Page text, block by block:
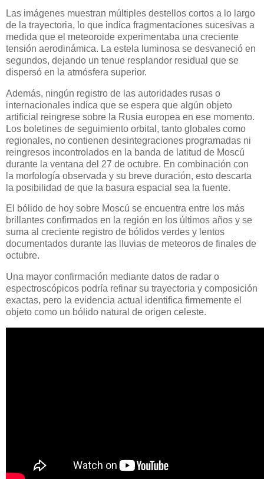
Las imágenes muestran múltiples destellos cortos a lo largo
de la trayectoria, lo que indica fragmentaciones sucesivas a
medida que el meteoroide experimentaba una creciente
tensión aerodinámica. La estela luminosa se desvaneció en
segundos, dejando un tenue resplandor residual que se
dispersó en la atmósfera superior.
Además, ningún registro de las autoridades rusas o
internacionales indica que se espera que algún objeto
artificial reingrese sobre la Rusia europea en ese momento.
Los boletines de seguimiento orbital, tanto globales como
regionales, no contienen desintegraciones programadas ni
reingresos incontrolados en la banda de latitud de Moscú
durante la ventana del 27 de octubre. En combinación con
la morfología observada y su breve duración, esto descarta
la posibilidad de que la basura espacial sea la fuente.
El bólido de hoy sobre Moscú se encuentra entre los más
brillantes confirmados en la región en los últimos años y se
suma al creciente registro de bólidos verdes y lentos
documentados durante las lluvias de meteoros de finales de
octubre.
Una mayor confirmación mediante datos de radar o
espectroscópicos podría refinar su trayectoria y composición
exactas, pero la evidencia actual identifica firmemente el
objeto como un bólido natural de origen celeste.